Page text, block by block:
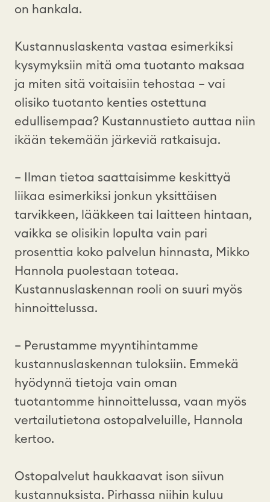
on hankala.
Kustannuslaskenta vastaa esimerkiksi
kysymyksiin mitä oma tuotanto maksaa
ja miten sitä voitaisiin tehostaa – vai
olisiko tuotanto kenties ostettuna
edullisempaa? Kustannustieto auttaa niin
ikään tekemään järkeviä ratkaisuja.
– Ilman tietoa saattaisimme keskittyä
liikaa esimerkiksi jonkun yksittäisen
tarvikkeen, lääkkeen tai laitteen hintaan,
vaikka se olisikin lopulta vain pari
prosenttia koko palvelun hinnasta, Mikko
Hannola puolestaan toteaa.
Kustannuslaskennan rooli on suuri myös
hinnoittelussa.
– Perustamme myyntihintamme
kustannuslaskennan tuloksiin. Emmekä
hyödynnä tietoja vain oman
tuotantomme hinnoittelussa, vaan myös
vertailutietona ostopalveluille, Hannola
kertoo.
Ostopalvelut haukkaavat ison siivun
kustannuksista. Pirhassa niihin kuluu